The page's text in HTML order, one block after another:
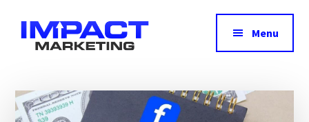
contenu
principale
menu
Marketing
test
&
Menu